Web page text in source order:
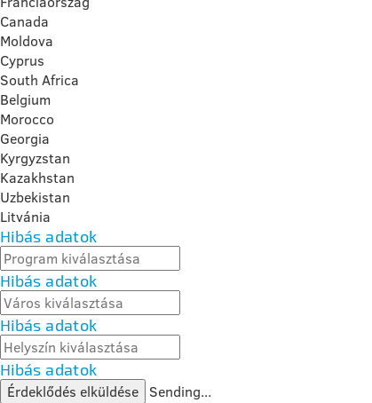
Canada
Moldova
Cyprus
South Africa
Belgium
Morocco
Georgia
Kyrgyzstan
Kazakhstan
Uzbekistan
Litvánia
Hibás adatok
Hibás adatok
Hibás adatok
Hibás adatok
Érdeklődés elküldése Sending...